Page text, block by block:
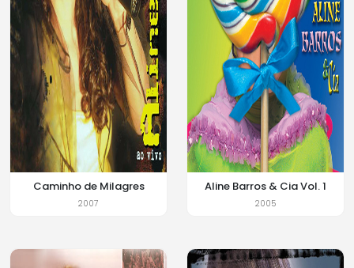
Caminho de Milagres
2007
Aline Barros & Cia Vol. 1
2005